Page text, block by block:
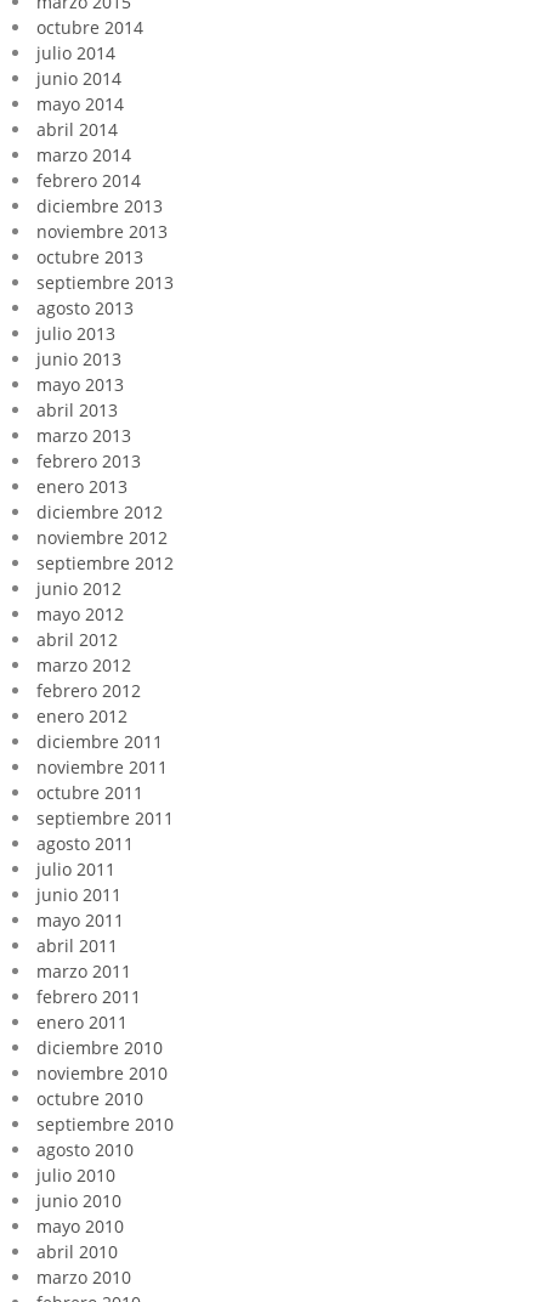
octubre 2014
julio 2014
junio 2014
mayo 2014
abril 2014
marzo 2014
febrero 2014
diciembre 2013
noviembre 2013
octubre 2013
septiembre 2013
agosto 2013
julio 2013
junio 2013
mayo 2013
abril 2013
marzo 2013
febrero 2013
enero 2013
diciembre 2012
noviembre 2012
septiembre 2012
junio 2012
mayo 2012
abril 2012
marzo 2012
febrero 2012
enero 2012
diciembre 2011
noviembre 2011
octubre 2011
septiembre 2011
agosto 2011
julio 2011
junio 2011
mayo 2011
abril 2011
marzo 2011
febrero 2011
enero 2011
diciembre 2010
noviembre 2010
octubre 2010
septiembre 2010
agosto 2010
julio 2010
junio 2010
mayo 2010
abril 2010
marzo 2010